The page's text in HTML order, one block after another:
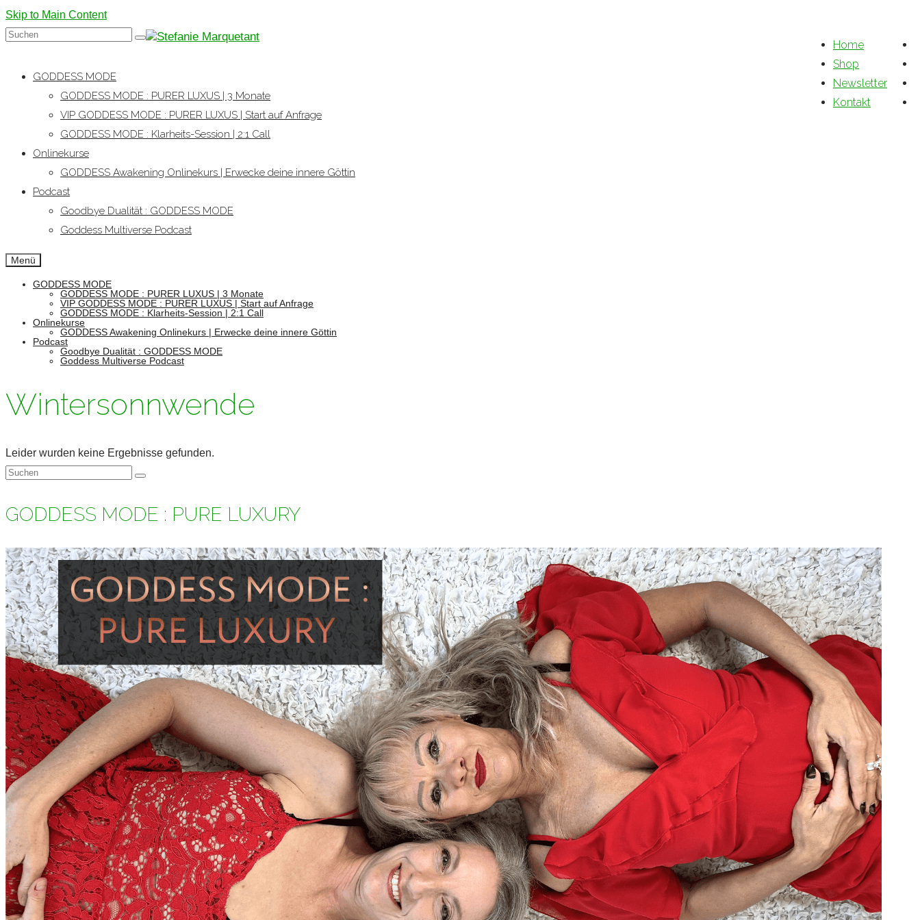
Skip to Main Content
Home
Shop
Newsletter
Kontakt
Suchen
GODDESS MODE
GODDESS MODE : PURER LUXUS | 3 Monate
VIP GODDESS MODE : PURER LUXUS | Start auf Anfrage
GODDESS MODE : Klarheits-Session | 2:1 Call
Onlinekurse
GODDESS Awakening Onlinekurs | Erwecke deine innere Göttin
Podcast
Goodbye Dualität : GODDESS MODE
Goddess Multiverse Podcast
Menü
GODDESS MODE
GODDESS MODE : PURER LUXUS | 3 Monate
VIP GODDESS MODE : PURER LUXUS | Start auf Anfrage
GODDESS MODE : Klarheits-Session | 2:1 Call
Onlinekurse
GODDESS Awakening Onlinekurs | Erwecke deine innere Göttin
Podcast
Goodbye Dualität : GODDESS MODE
Goddess Multiverse Podcast
Wintersonnwende
Leider wurden keine Ergebnisse gefunden.
Suchen
GODDESS MODE : PURE LUXURY